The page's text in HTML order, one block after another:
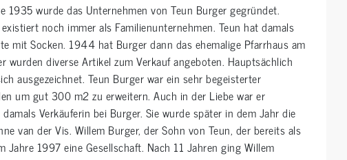
1935 wurde das Unternehmen von Teun Burger gegründet.
noch immer als Familienunternehmen. Teun hat damals
mit Socken. 1944 hat Burger dann das ehemalige Pfarrhaus am
diverse Artikel zum Verkauf angeboten. Hauptsächlich
ausgezeichnet. Teun Burger war ein sehr begeisterter
um gut 300 m2 zu erweitern. Auch in der Liebe war er
Verkäuferin bei Burger. Sie wurde später in dem Jahr die
van der Vis. Willem Burger, der Sohn von Teun, der bereits als
1997 eine Gesellschaft. Nach 11 Jahren ging Willem